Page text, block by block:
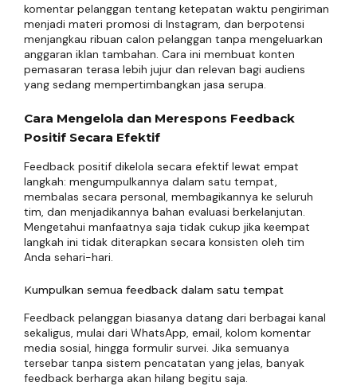
komentar pelanggan tentang ketepatan waktu pengiriman
menjadi materi promosi di Instagram, dan berpotensi
menjangkau ribuan calon pelanggan tanpa mengeluarkan
anggaran iklan tambahan. Cara ini membuat konten
pemasaran terasa lebih jujur dan relevan bagi audiens
yang sedang mempertimbangkan jasa serupa.
Cara Mengelola dan Merespons Feedback
Positif Secara Efektif
Feedback positif dikelola secara efektif lewat empat
langkah: mengumpulkannya dalam satu tempat,
membalas secara personal, membagikannya ke seluruh
tim, dan menjadikannya bahan evaluasi berkelanjutan.
Mengetahui manfaatnya saja tidak cukup jika keempat
langkah ini tidak diterapkan secara konsisten oleh tim
Anda sehari-hari.
Kumpulkan semua feedback dalam satu tempat
Feedback pelanggan biasanya datang dari berbagai kanal
sekaligus, mulai dari WhatsApp, email, kolom komentar
media sosial, hingga formulir survei. Jika semuanya
tersebar tanpa sistem pencatatan yang jelas, banyak
feedback berharga akan hilang begitu saja.